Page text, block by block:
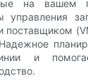
на вашем
управления
поставщиком
и